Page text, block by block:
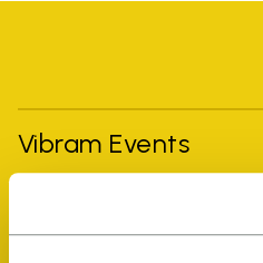
Vibram Events